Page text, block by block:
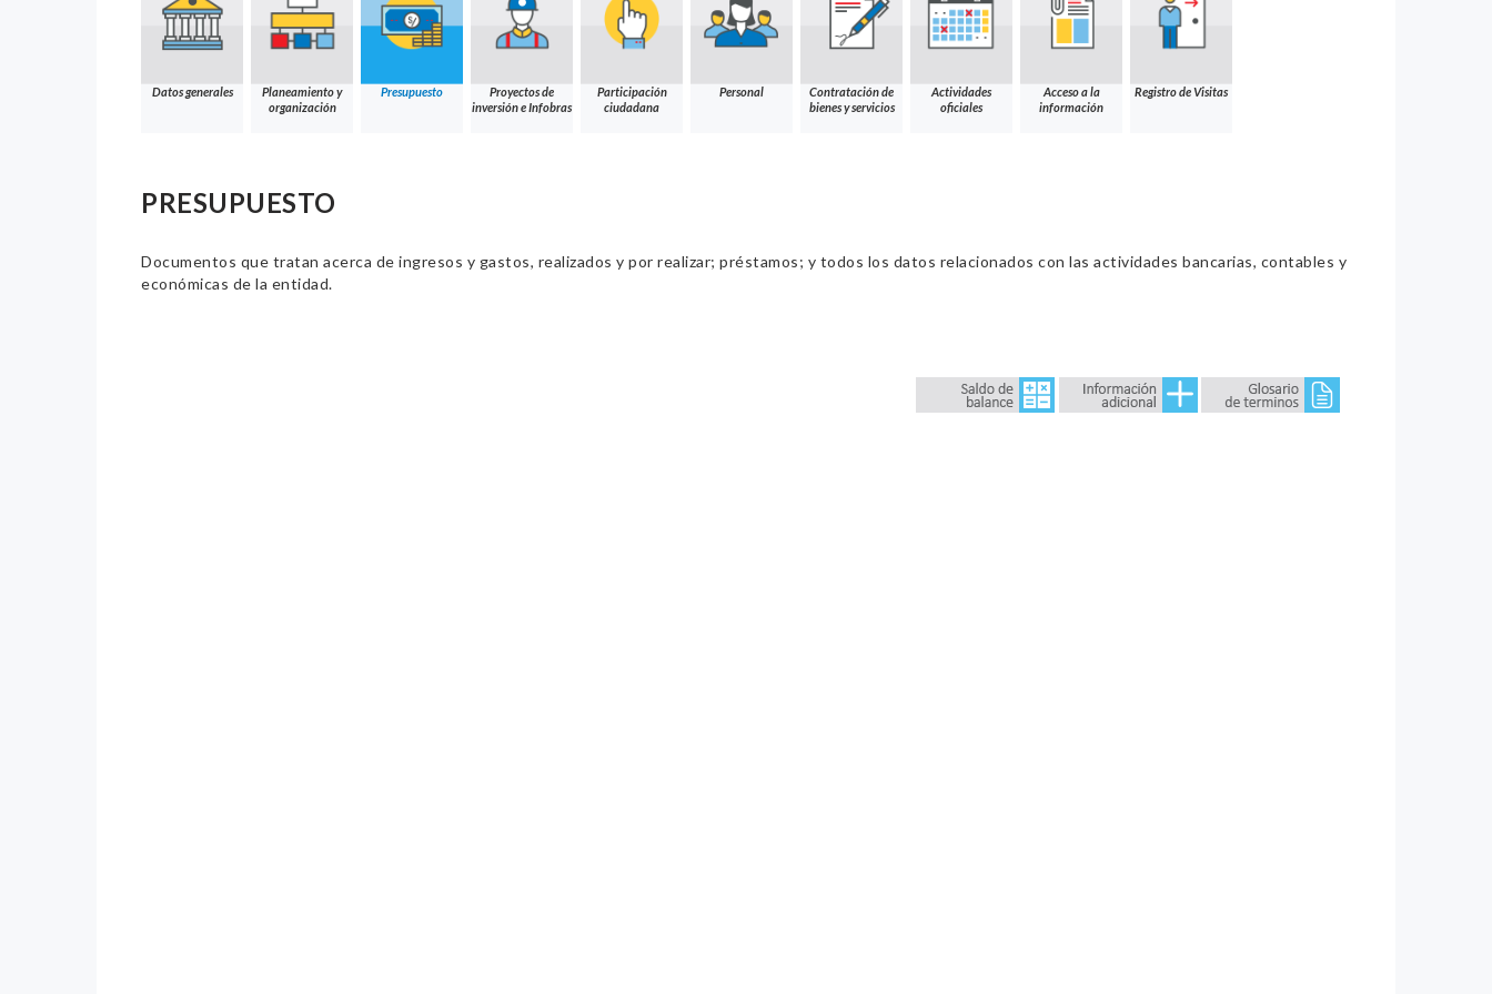
Datos generales
Planeamiento y
organización
Presupuesto
Proyectos de
inversión e Infobras
Participación
ciudadana
Personal
Contratación de
bienes y servicios
Actividades
oficiales
Acceso a la
información
Registro de Visitas
PRESUPUESTO
Documentos que tratan acerca de ingresos y gastos, realizados y por realizar; préstamos; y todos los datos relacionados con las actividades bancarias, contables y
económicas de la entidad.